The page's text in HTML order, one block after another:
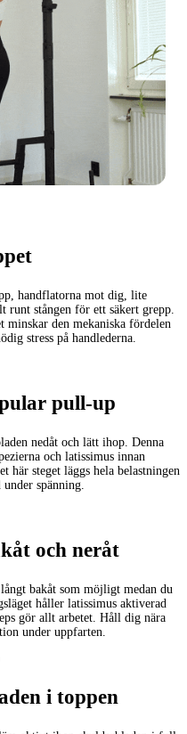
handflatorna mot dig, lite
runt stången för ett säkert grepp.
minskar den mekaniska fördelen
stress på handlederna.
pull-up
nedåt och lätt ihop. Denna
och latissimus innan
här steget läggs hela belastningen
spänning.
och neråt
bakåt som möjligt medan du
håller latissimus aktiverad
gör allt arbetet. Håll dig nära
under uppfarten.
i toppen